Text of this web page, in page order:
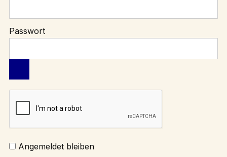
Passwort
Angemeldet bleiben